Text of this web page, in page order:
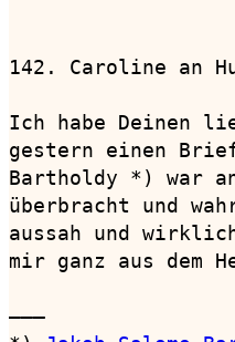
142. Caroline an
Ich habe Deinen
gestern einen
Bartholdy *) war
überbracht und
aussah und
mir ganz aus
———